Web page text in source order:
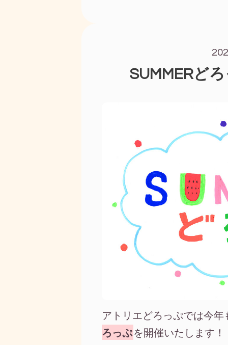
SUMMERど
アトリエどろっぷでは今
ろっぷを開催いたします！